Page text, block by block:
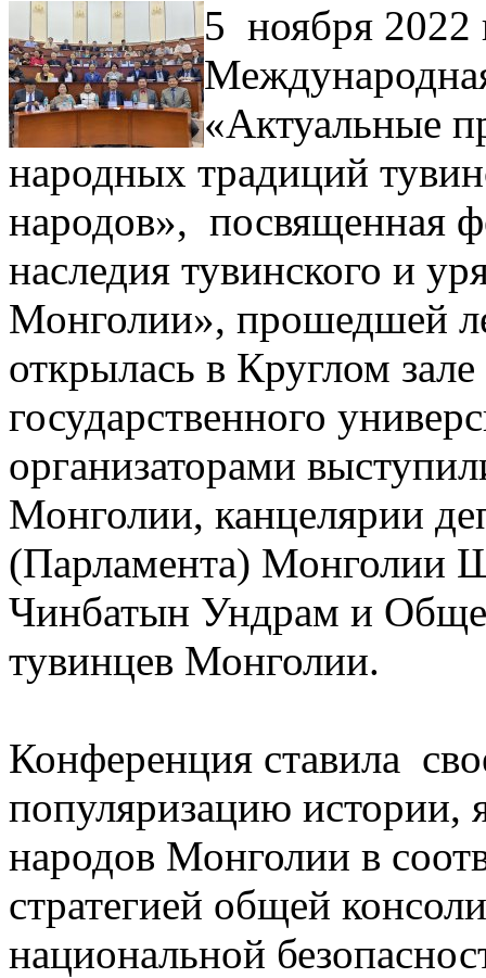
5 ноября 2022
«Актуальные
народных традиций
народов», посвященная
наследия тувинского и
Монголии», прошедшей
открылась в Круглом
государственного
организаторами
Монголии, канцелярии
(Парламента) Монголии
Чинбатын Ундрам и
тувинцев Монголии.
Конференция ставила
популяризацию истории,
народов Монголии в
стратегией общей
национальной